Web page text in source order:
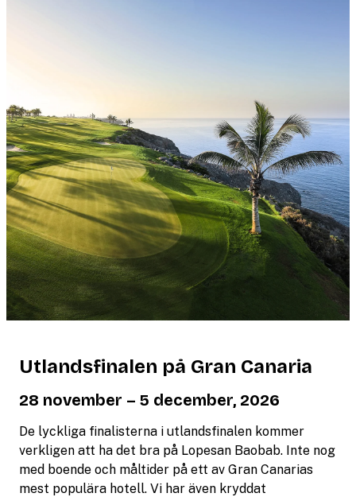
Utlandsfinalen på Gran Canaria
28 november – 5 december, 2026
De lyckliga finalisterna i utlandsfinalen kommer
verkligen att ha det bra på Lopesan Baobab. Inte nog
med boende och måltider på ett av Gran Canarias
mest populära hotell. Vi har även kryddat